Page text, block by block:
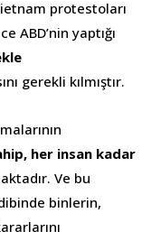
protestoları
ABD’nin yaptığı
gerekli kılmıştır.
her insan kadar
Ve bu
binlerin,